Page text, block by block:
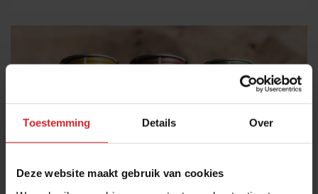
Toestemming Details Over
Deze website maakt gebruik van cookies